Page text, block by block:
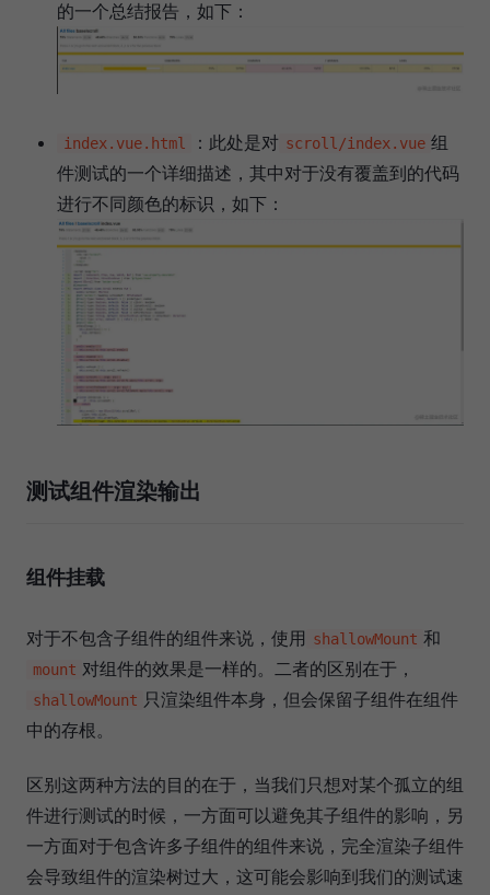
的一个总结报告，如下：
index.vue.html ：此处是对 scroll/index.vue 组
件测试的一个详细描述，其中对于没有覆盖到的代码
进行不同颜色的标识，如下：
测试组件渲染输出
组件挂载
对于不包含子组件的组件来说，使用 shallowMount 和
mount 对组件的效果是一样的。二者的区别在于，
shallowMount 只渲染组件本身，但会保留子组件在组件
中的存根。
区别这两种方法的目的在于，当我们只想对某个孤立的组
件进行测试的时候，一方面可以避免其子组件的影响，另
一方面对于包含许多子组件的组件来说，完全渲染子组件
会导致组件的渲染树过大，这可能会影响到我们的测试速